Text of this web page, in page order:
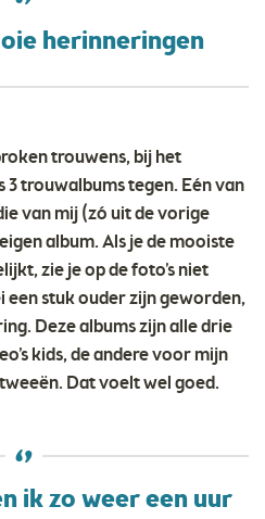
herinneringen
trouwens, bij het
trouwalbums tegen. Eén van
van mij (zó uit de vorige
album. Als je de mooiste
zie je op de foto’s niet
een stuk ouder zijn geworden,
Deze albums zijn alle drie
kids, de andere voor mijn
Dat voelt wel goed.
ik zo weer een uur